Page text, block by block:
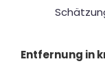
Entfernung in